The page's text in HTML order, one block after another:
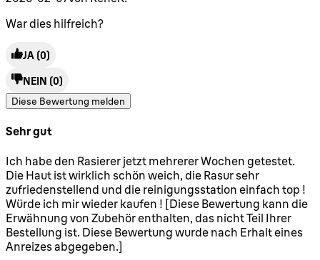
War dies hilfreich?
JA (0)
NEIN (0)
Diese Bewertung melden
Sehr gut
5 Sterne von maximal 5
Ich habe den Rasierer jetzt mehrerer Wochen getestet.
Die Haut ist wirklich schön weich, die Rasur sehr
zufriedenstellend und die reinigungsstation einfach top !
Würde ich mir wieder kaufen ! [Diese Bewertung kann die
Erwähnung von Zubehör enthalten, das nicht Teil Ihrer
Bestellung ist. Diese Bewertung wurde nach Erhalt eines
Anreizes abgegeben.]